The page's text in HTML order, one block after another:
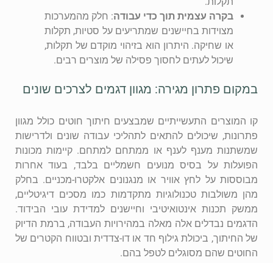
בקרה עצמית תוך כדי עבודה: חלק מהמערכות
מצוידות בחיישנים שמתריעים על סטיות, תקלות
או שחיקה. היתרון הוא בזיהוי מוקדם של תקלות,
שיכול לעתים לחסוך פסילה של מוצרים רבים.
במקום פתרון מגירה: מגוון דגמים לצרכים שונים
קו המוצרים התעשייתיים שמבצעים חיתוך חוטים כולל מגוון
פתרונות, שיכולים להתאים לתהליכי עבודה שונים ולדרישות
שמשתנות מענף לענף או ממתחם למתחם. קיימות מכונות
הפועלות על בסיס מנועים חשמליים בלבד, בעוד אחרות
מבוססות על לחץ אוויר או מנגנונים אלקטרו-מכניים. בחלק
מהן משולבות טכנולוגיות מתקדמות כמו מסכים דיגיטליים,
ממשק תכנות אינטואיטיבי וחיישנים למדידת עובי הבידוד.
הדגמים נבדלים אלה מאלה במהירויות העבודה, ברמת הדיוק
של החיתוך, ביכולת גילוף חד או דו-צדדית ובטווח הקטרים של
החוטים שהם מסוגלים לטפל בהם.